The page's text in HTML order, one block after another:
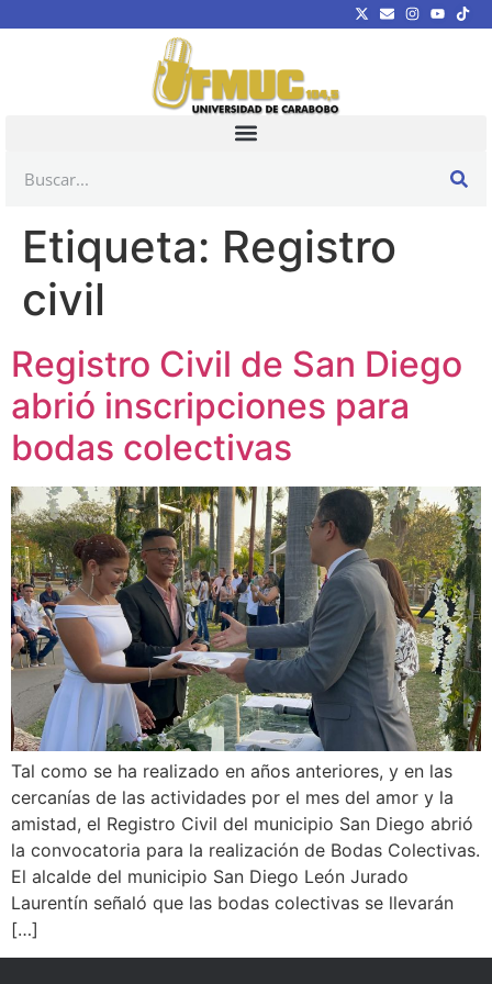
Etiqueta: Registro
civil
Registro Civil de San Diego
abrió inscripciones para
bodas colectivas
Tal como se ha realizado en años anteriores, y en las
cercanías de las actividades por el mes del amor y la
amistad, el Registro Civil del municipio San Diego abrió
la convocatoria para la realización de Bodas Colectivas.
El alcalde del municipio San Diego León Jurado
Laurentín señaló que las bodas colectivas se llevarán
[…]